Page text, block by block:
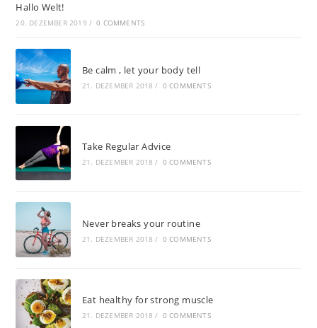
Hallo Welt!
20. DEZEMBER 2019 / 0 COMMENTS
Be calm , let your body tell
21. DEZEMBER 2018 / 0 COMMENTS
Take Regular Advice
21. DEZEMBER 2018 / 0 COMMENTS
Never breaks your routine
21. DEZEMBER 2018 / 0 COMMENTS
Eat healthy for strong muscle
21. DEZEMBER 2018 / 0 COMMENTS